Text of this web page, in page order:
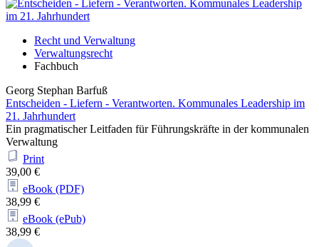
Recht und Verwaltung
Verwaltungsrecht
Fachbuch
Georg Stephan Barfuß
Entscheiden - Liefern - Verantworten. Kommunales Leadership im
21. Jahrhundert
Ein pragmatischer Leitfaden für Führungskräfte in der kommunalen
Verwaltung
Print
39,00 €
eBook (PDF)
38,99 €
eBook (ePub)
38,99 €